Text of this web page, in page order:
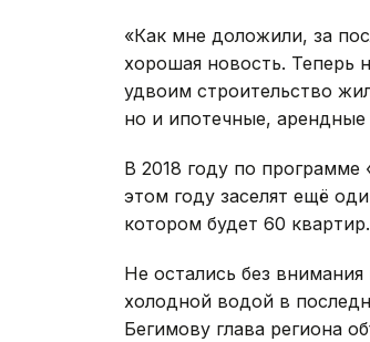
«Как мне доложили, за
хорошая новость. Теперь
удвоим строительство
но и ипотечные,
В 2018 году по
этом году заселят ещё
котором будет 60
Не остались без
холодной водой в
Бегимову глава региона